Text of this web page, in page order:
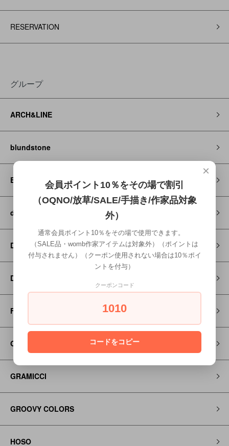
RESERVATION
グループ
ARCH&LINE
blundstone
Brocante / DMG
decorate
DENIM DUNGAREE
Dr MARTENS
FITH
Go to Hollywood
GRAMICCI
GROOVY COLORS
HOSO
×
会員ポイント10％をその場で割引
（OQNO/放草/SALE/手描き/作家品対象
外）
通常会員ポイント10％をその場で使用できます。
（SALE品・womb作家アイテムは対象外）（ポイントは
付与されません）（クーポン使用されない場合は10％ポイ
ントを付与）
クーポンコード
1010
コードをコピー